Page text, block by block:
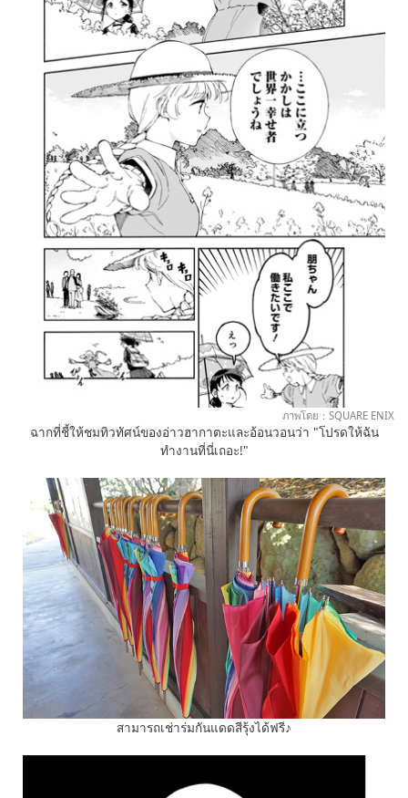
ภาพโดย：SQUARE ENIX
ฉากที่ชี้ให้ชมทิวทัศน์ของอ่าวฮากาตะและอ้อนวอนว่า "โปรดให้ฉัน
ทำงานที่นี่เถอะ!"
สามารถเช่าร่มกันแดดสีรุ้งได้ฟรี♪